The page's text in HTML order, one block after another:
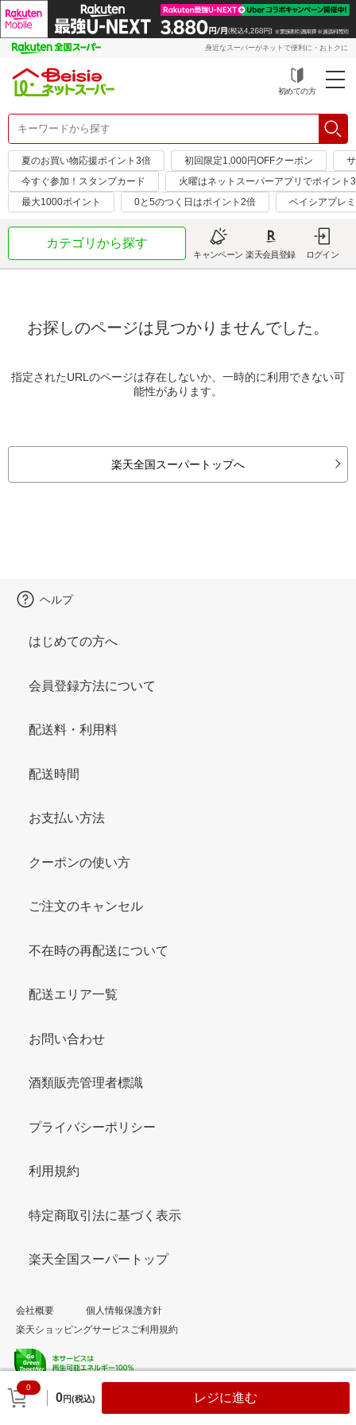
身近なスーパーがネットで便利に・おトクに
初めての方
夏のお買い物応援ポイント3倍 初回限定1,000円OFFクーポン
今すぐ参加！スタンプカード
火曜はネットスーパーアプリでポイント
最大1000ポイント
0と5のつく日はポイント2倍 ベイシアプレ
カテゴリから探す
キャンペーン 楽天会員登録 ログイン
お探しのページは見つかりませんでした。
指定されたURLのページは存在しないか、一時的に利用できない可
能性があります。
楽天全国スーパートップへ
0
0円(税込) レジに進む
ヘルプ
はじめての方へ
会員登録方法について
配送料・利用料
配送時間
お支払い方法
クーポンの使い方
ご注文のキャンセル
不在時の再配送について
配送エリア一覧
お問い合わせ
酒類販売管理者標識
プライバシーポリシー
利用規約
特定商取引法に基づく表示
楽天全国スーパートップ
会社概要
個人情報保護方針
楽天ショッピングサービスご利用規約
© Rakuten Group, Inc.